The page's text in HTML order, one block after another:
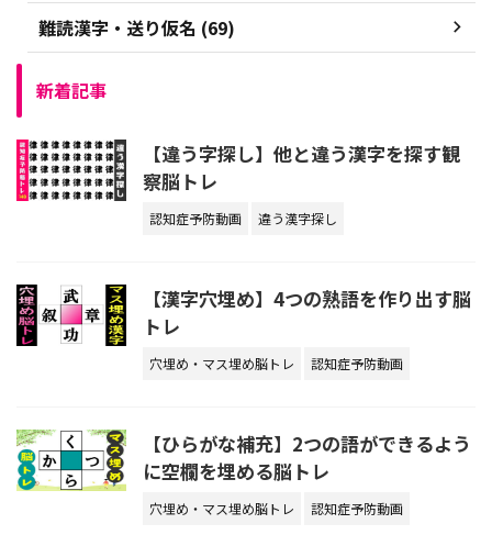
難読漢字・送り仮名 (69)
新着記事
【違う字探し】他と違う漢字を探す観
察脳トレ
認知症予防動画 違う漢字探し
【漢字穴埋め】4つの熟語を作り出す脳
トレ
穴埋め・マス埋め脳トレ 認知症予防動画
【ひらがな補充】2つの語ができるよう
に空欄を埋める脳トレ
穴埋め・マス埋め脳トレ 認知症予防動画